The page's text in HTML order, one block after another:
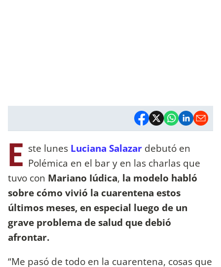
E ste lunes Luciana Salazar debutó en
Polémica en el bar y en las charlas que
tuvo con Mariano Iúdica, la modelo habló
sobre cómo vivió la cuarentena estos
últimos meses, en especial luego de un
grave problema de salud que debió
afrontar.
“Me pasó de todo en la cuarentena, cosas que